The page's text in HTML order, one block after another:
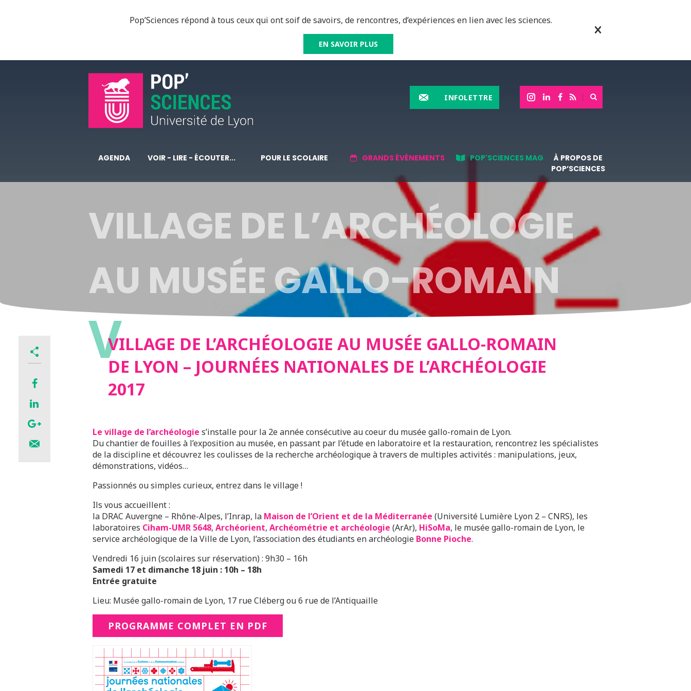
Pop’Sciences répond à tous ceux qui ont soif de savoirs, de rencontres, d’expériences en lien avec les sciences.
EN SAVOIR PLUS
INFOLETTRE
AGENDA VOIR - LIRE - ÉCOUTER... POUR LE SCOLAIRE GRANDS ÉVÉNEMENTS POP'SCIENCES MAG
À PROPOS DE
POP’SCIENCES
VILLAGE DE L’ARCHÉOLOGIE
AU MUSÉE GALLO-ROMAIN
DE LYON – JOURNÉES
NATIONALES DE
L’ARCHÉOLOGIE 2017
VVILLAGE DE L’ARCHÉOLOGIE AU MUSÉE GALLO-ROMAIN
DE LYON – JOURNÉES NATIONALES DE L’ARCHÉOLOGIE
2017
Le village de l’archéologie s’installe pour la 2e année consécutive au coeur du musée gallo-romain de Lyon.
Du chantier de fouilles à l’exposition au musée, en passant par l’étude en laboratoire et la restauration, rencontrez les spécialistes
de la discipline et découvrez les coulisses de la recherche archéologique à travers de multiples activités : manipulations, jeux,
démonstrations, vidéos…
Passionnés ou simples curieux, entrez dans le village !
Ils vous accueillent :
la DRAC Auvergne – Rhône-Alpes, l’Inrap, la Maison de l’Orient et de la Méditerranée (Université Lumière Lyon 2 – CNRS), les
laboratoires Ciham-UMR 5648, Archéorient, Archéométrie et archéologie (ArAr), HiSoMa, le musée gallo-romain de Lyon, le
service archéologique de la Ville de Lyon, l’association des étudiants en archéologie Bonne Pioche.
Vendredi 16 juin (scolaires sur réservation) : 9h30 – 16h
Samedi 17 et dimanche 18 juin : 10h – 18h
Entrée gratuite
Lieu: Musée gallo-romain de Lyon, 17 rue Cléberg ou 6 rue de l’Antiquaille
PROGRAMME COMPLET EN PDF